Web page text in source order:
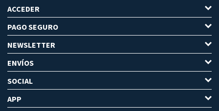
ACCEDER
PAGO SEGURO
NEWSLETTER
ENVÍOS
SOCIAL
APP